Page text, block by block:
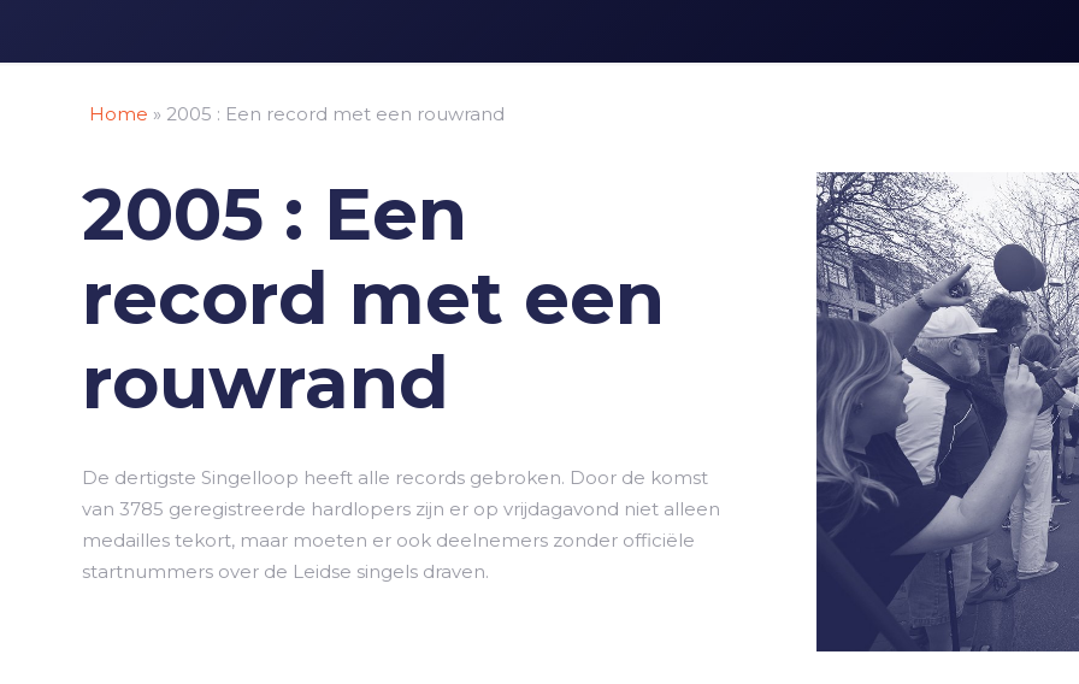
Home » 2005 : Een record met een rouwrand
2005 : Een
record met een
rouwrand
De dertigste Singelloop heeft alle records gebroken. Door de komst
van 3785 geregistreerde hardlopers zijn er op vrijdagavond niet alleen
medailles tekort, maar moeten er ook deelnemers zonder officiële
startnummers over de Leidse singels draven.